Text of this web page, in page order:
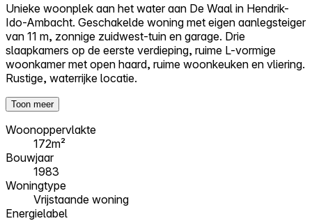
Unieke woonplek aan het water aan De Waal in Hendrik-
Ido-Ambacht. Geschakelde woning met eigen aanlegsteiger
van 11 m, zonnige zuidwest-tuin en garage. Drie
slaapkamers op de eerste verdieping, ruime L-vormige
woonkamer met open haard, ruime woonkeuken en vliering.
Rustige, waterrijke locatie.
Toon meer
Woonoppervlakte
172m²
Bouwjaar
1983
Woningtype
Vrijstaande woning
Energielabel